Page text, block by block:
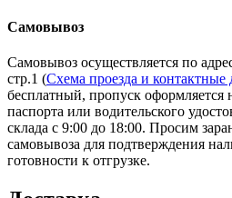
Самовывоз
Самовывоз осуществляется по
стр.1 (Схема проезда и контактные
бесплатный, пропуск оформляется
паспорта или водительского
склада с 9:00 до 18:00. Просим
самовывоза для подтверждения
готовности к отгрузке.